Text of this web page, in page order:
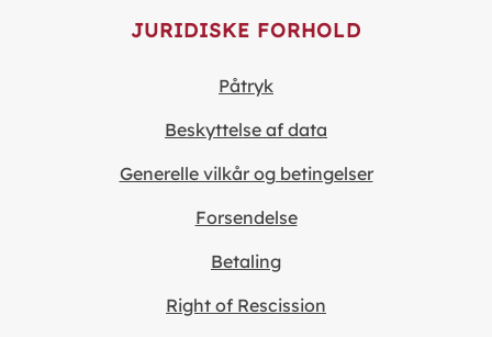
JURIDISKE FORHOLD
Påtryk
Beskyttelse af data
Generelle vilkår og betingelser
Forsendelse
Betaling
Right of Rescission